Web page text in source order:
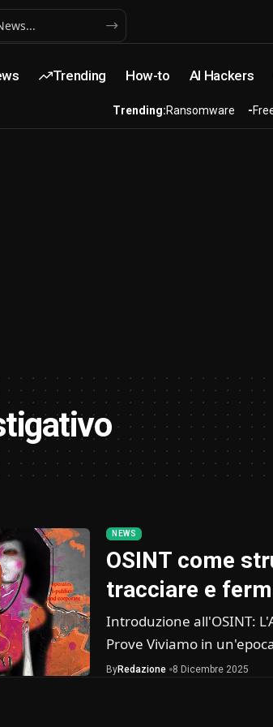
Trending How-to AI Hackers
Trending:Ransomware
NEWS
OSINT come
tracciare e
Introduzione all'OSINT:
Prove Viviamo in
ByRedazione 8 Dicembre 2025